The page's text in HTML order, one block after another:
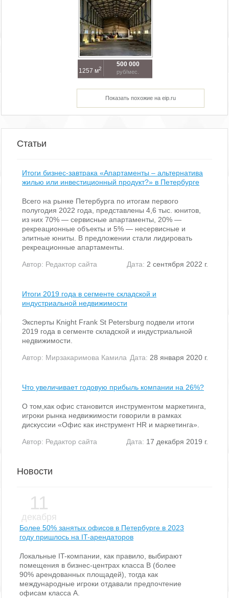
1257 м2
500 000
руб/мес.
Показать похожие на eip.ru
Статьи
Итоги бизнес-завтрака «Апартаменты – альтернатива
жилью или инвестиционный продукт?» в Петербурге
Всего на рынке Петербурга по итогам первого
полугодия 2022 года, представлены 4,6 тыс. юнитов,
из них 70% — сервисные апартаменты, 20% —
рекреационные объекты и 5% — несервисные и
элитные юниты. В предложении стали лидировать
рекреационные апартаменты.
Автор: Редактор сайта Дата: 2 сентября 2022 г.
Итоги 2019 года в сегменте складской и
индустриальной недвижимости
Эксперты Knight Frank St Petersburg подвели итоги
2019 года в сегменте складской и индустриальной
недвижимости.
Автор: Мирзакаримова Камила Дата: 28 января 2020 г.
Что увеличивает годовую прибыль компании на 26%?
О том,как офис становится инструментом маркетинга,
игроки рынка недвижимости говорили в рамках
дискуссии «Офис как инструмент HR и маркетинга».
Автор: Редактор сайта Дата: 17 декабря 2019 г.
Новости
11
декабря
Более 50% занятых офисов в Петербурге в 2023
году пришлось на IT-арендаторов
Локальные IT-компании, как правило, выбирают
помещения в бизнес-центрах класса В (более
90% арендованных площадей), тогда как
международные игроки отдавали предпочтение
офисам класса А.